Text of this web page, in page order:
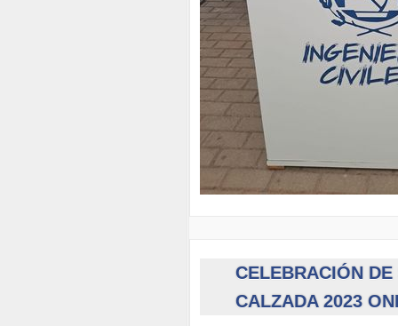
CELEBRACIÓN
CALZADA 2023